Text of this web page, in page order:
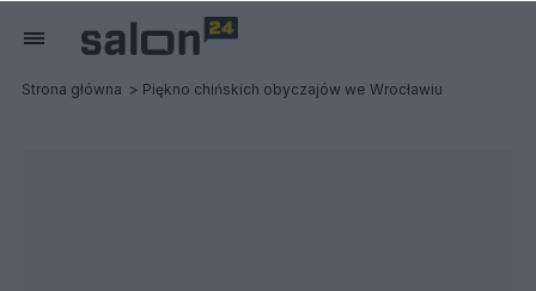
Strona główna Piękno chińskich obyczajów we Wrocławiu